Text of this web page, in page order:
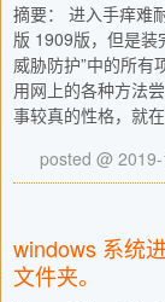
摘要： 进入手痒难
版 1909版，但是装
威胁防护”中的所有
用网上的各种方法
事较真的性格，就
posted @
windows 系统
文件夹。